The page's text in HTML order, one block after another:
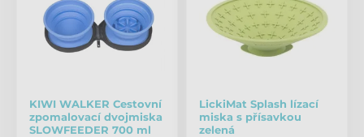
KIWI WALKER Cestovní
zpomalovací dvojmiska
SLOWFEEDER 700 ml
LickiMat Splash lízací
miska s přísavkou
zelená